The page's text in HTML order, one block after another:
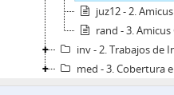
juz12 - 2.
rand - 3.
inv - 2. Trabajos de
med - 3. Cobertura